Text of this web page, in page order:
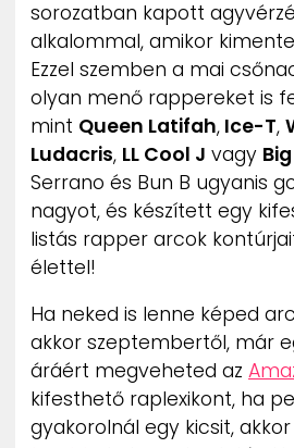
IMPRESSZUM
PR-ARCHÍVUM
sorozatban kapott
alkalommal, amikor
Ezzel szemben a mai
olyan menő rappereket is
mint Queen Latifah, Ice-T,
Ludacris, LL Cool J vagy
Serrano és Bun B ugyanis
nagyot, és készített egy
listás rapper arcok
élettel!
Ha neked is lenne képed
akkor szeptembertől, már
áráért megveheted az
kifesthető raplexikont, ha
gyakorolnál egy kicsit,